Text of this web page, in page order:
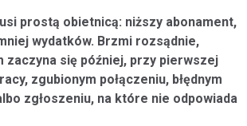
na przetwarzanie moich danych
Aiton Caldwell SA.
+
prostą obietnicą: niższy abonament,
wydatków. Brzmi rozsądnie,
zaczyna się później, przy pierwszej
zgubionym połączeniu, błędnym
zgłoszeniu, na które nie odpowiada